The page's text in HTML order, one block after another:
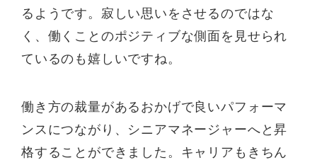
るようです。寂しい思いをさせるのではな
く、働くことのポジティブな側面を見せられ
ているのも嬉しいですね。
働き方の裁量があるおかげで良いパフォーマ
ンスにつながり、シニアマネージャーへと昇
格することができました。キャリアもきちん